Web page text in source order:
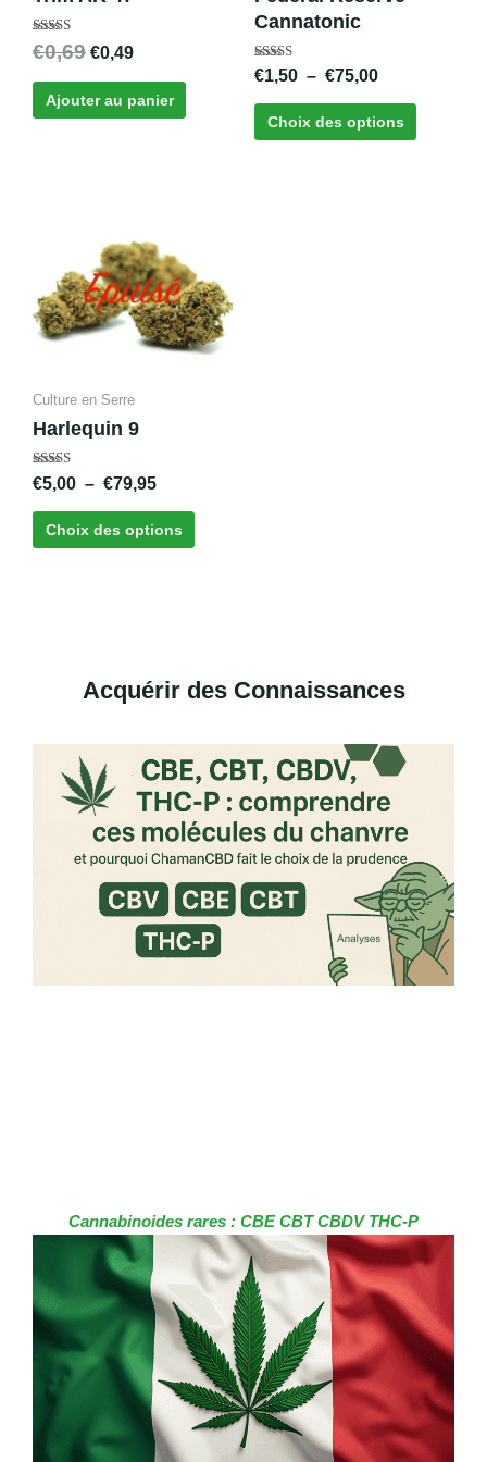
Note
5.00
€0,69 €0,49
Ajouter au panier
Cannatonic
Note
4.64
€1,50 – €75,00
Choix des options
du
produit
Culture en Serre
Harlequin 9
Note
4.63
€5,00 – €79,95
prix :
€5,00
à
€79,95
Choix des options
plusieurs
variations.
Les
options
page
du
Acquérir des Connaissances
Cannabinoides rares : CBE CBT CBDV THC-P